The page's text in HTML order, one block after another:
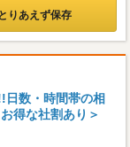
とりあえず保存
日数・時間帯の相
得な社割あり＞